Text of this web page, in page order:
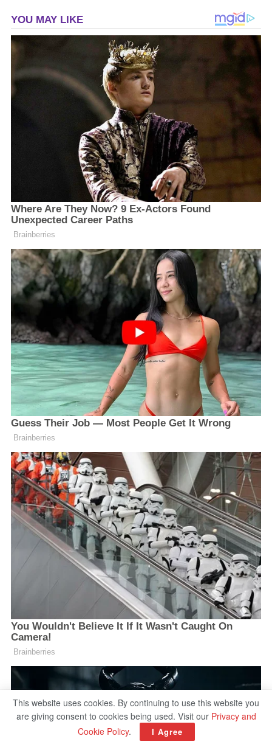
This website uses cookies. By continuing to use this website you
are giving consent to cookies being used. Visit our Privacy and
Cookie Policy. I Agree